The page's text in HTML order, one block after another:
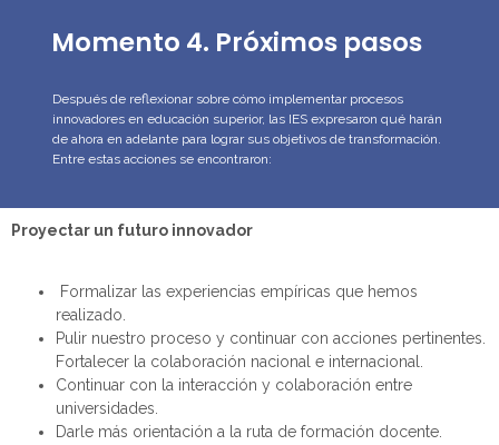
Momento 4. Próximos pasos
Después de reflexionarsobre cómo implementar procesos
innovadores en educación superior, las IES expresaron qué harán
de ahora en adelante para lograr sus objetivos de transformación.
Entre estas acciones se encontraron:
Proyectar un futuro innovador
Formalizar las experiencias empíricas que hemos
realizado.
Pulir nuestro proceso y continuar con acciones pertinentes.
Fortalecer la colaboración nacional e internacional.
Continuar con la interacción y colaboración entre
universidades.
Darle más orientación a la ruta de formación docente.